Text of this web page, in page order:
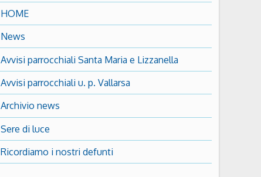
HOME
News
Avvisi parrocchiali Santa Maria e Lizzanella
Avvisi parrocchiali u. p. Vallarsa
Archivio news
Sere di luce
Ricordiamo i nostri defunti